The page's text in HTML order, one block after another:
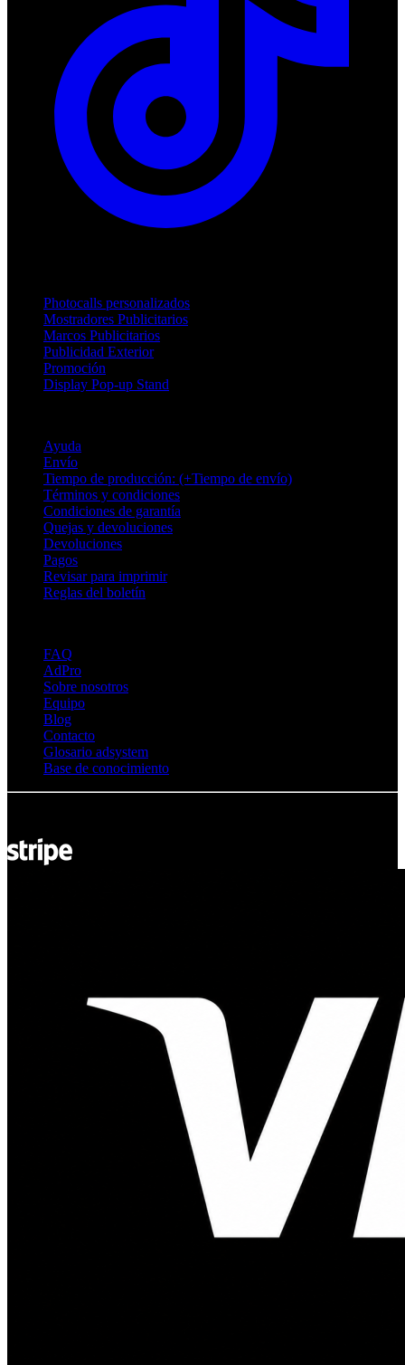
Photocalls personalizados
Mostradores Publicitarios
Marcos Publicitarios
Publicidad Exterior
Promoción
Display Pop-up Stand
Ayuda
Envío
Tiempo de producción: (+Tiempo de envío)
Términos y condiciones
Condiciones de garantía
Quejas y devoluciones
Devoluciones
Pagos
Revisar para imprimir
Reglas del boletín
FAQ
AdPro
Sobre nosotros
Equipo
Blog
Contacto
Glosario adsystem
Base de conocimiento